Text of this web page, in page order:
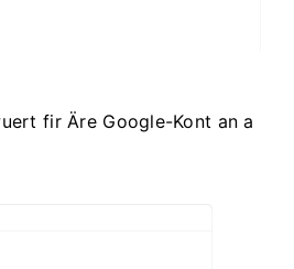
fir Äre Google-Kont an a